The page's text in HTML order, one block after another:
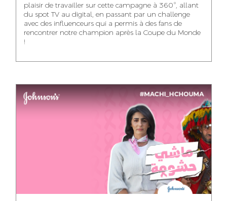
MERYEM OUALHAN
TRAFFIC MANAGER
JABRI AHMED
GRAPHIC
DESIGNER
WISSAL KHALIFI
INFLUENCE
MANAGER
HOUMALY
ILYASS EL ADANI
ART DIRECTOR
MAHA SAKOUT
HEAD OF SOCIAL &
CONTENT
AYOUB HAMMOUDI
MOTION DESIGNER
SAWSANE LAHBIBI
PRODUCTION
DIRECTOR
plaisir de travailler sur cette campagne à 360°, allant
du spot TV au digital, en passant par un challenge
avec des influenceurs qui a permis à des fans de
rencontrer notre champion après la Coupe du Monde
!